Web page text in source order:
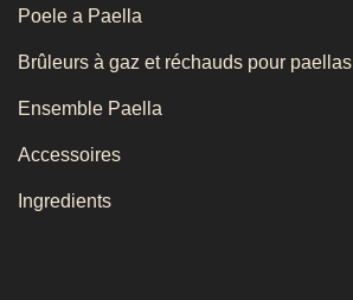
Poele a Paella
Brûleurs à gaz et réchauds pour paellas
Ensemble Paella
Accessoires
Ingredients